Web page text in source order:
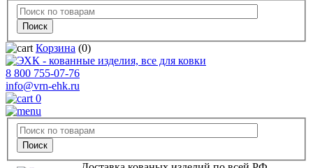
Корзина (0)
8 800 755-07-76
info@vrn-ehk.ru
0